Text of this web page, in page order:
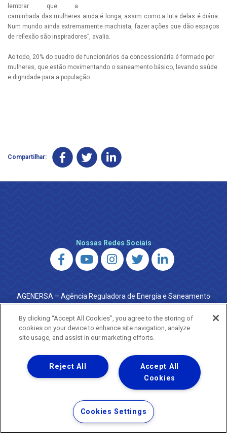
lembrar que a
caminhada das mulheres ainda é longa, assim como a luta delas é diária.
Num mundo ainda extremamente machista, fazer ações que dão espaços
de reflexão são inspiradores”, avalia.
Ao todo, 20% do quadro de funcionários da concessionária é formado por
mulheres, que estão movimentando o saneamento básico, levando saúde
e dignidade para a população.
Compartilhar:
Nossas Redes Sociais
AGENERSA – Agência Reguladora de Energia e Saneamento
do Estado do Rio de Janeiro
0800 024 9040 · (21) 2332-6457 (WhatsApp) ·
ouvidoria@agenersa.rj.gov.br/ouvidoria.agenersa@gmail.com
·http://www.agenersa.rj.gov.br
Uma empresa
Copyright ® 2026 - Todos os Direitos Reservados.
Termos Gerais de Uso de Sites e Aplicativos
Política de Privacidade e Proteção de Dados
By clicking “Accept All Cookies”, you agree to the storing of
cookies on your device to enhance site navigation, analyze
site usage, and assist in our marketing efforts.
Accept All
Cookies
Reject All
Cookies Settings